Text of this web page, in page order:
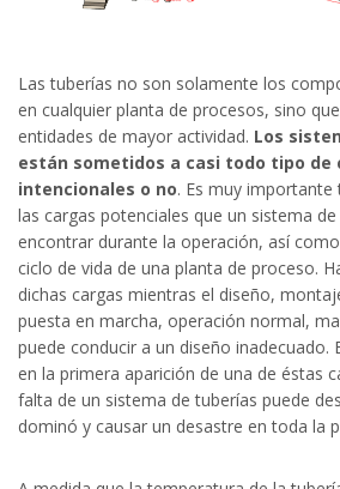
Las tuberías no son solamente los
en cualquier planta de procesos, sino
entidades de mayor actividad. Los
están sometidos a casi todo tipo de
intencionales o no. Es muy
las cargas potenciales que un sistema
encontrar durante la operación, así
ciclo de vida de una planta de proceso.
dichas cargas mientras el diseño,
puesta en marcha, operación normal,
puede conducir a un diseño inadecuado.
en la primera aparición de una de éstas
falta de un sistema de tuberías puede
dominó y causar un desastre en toda la